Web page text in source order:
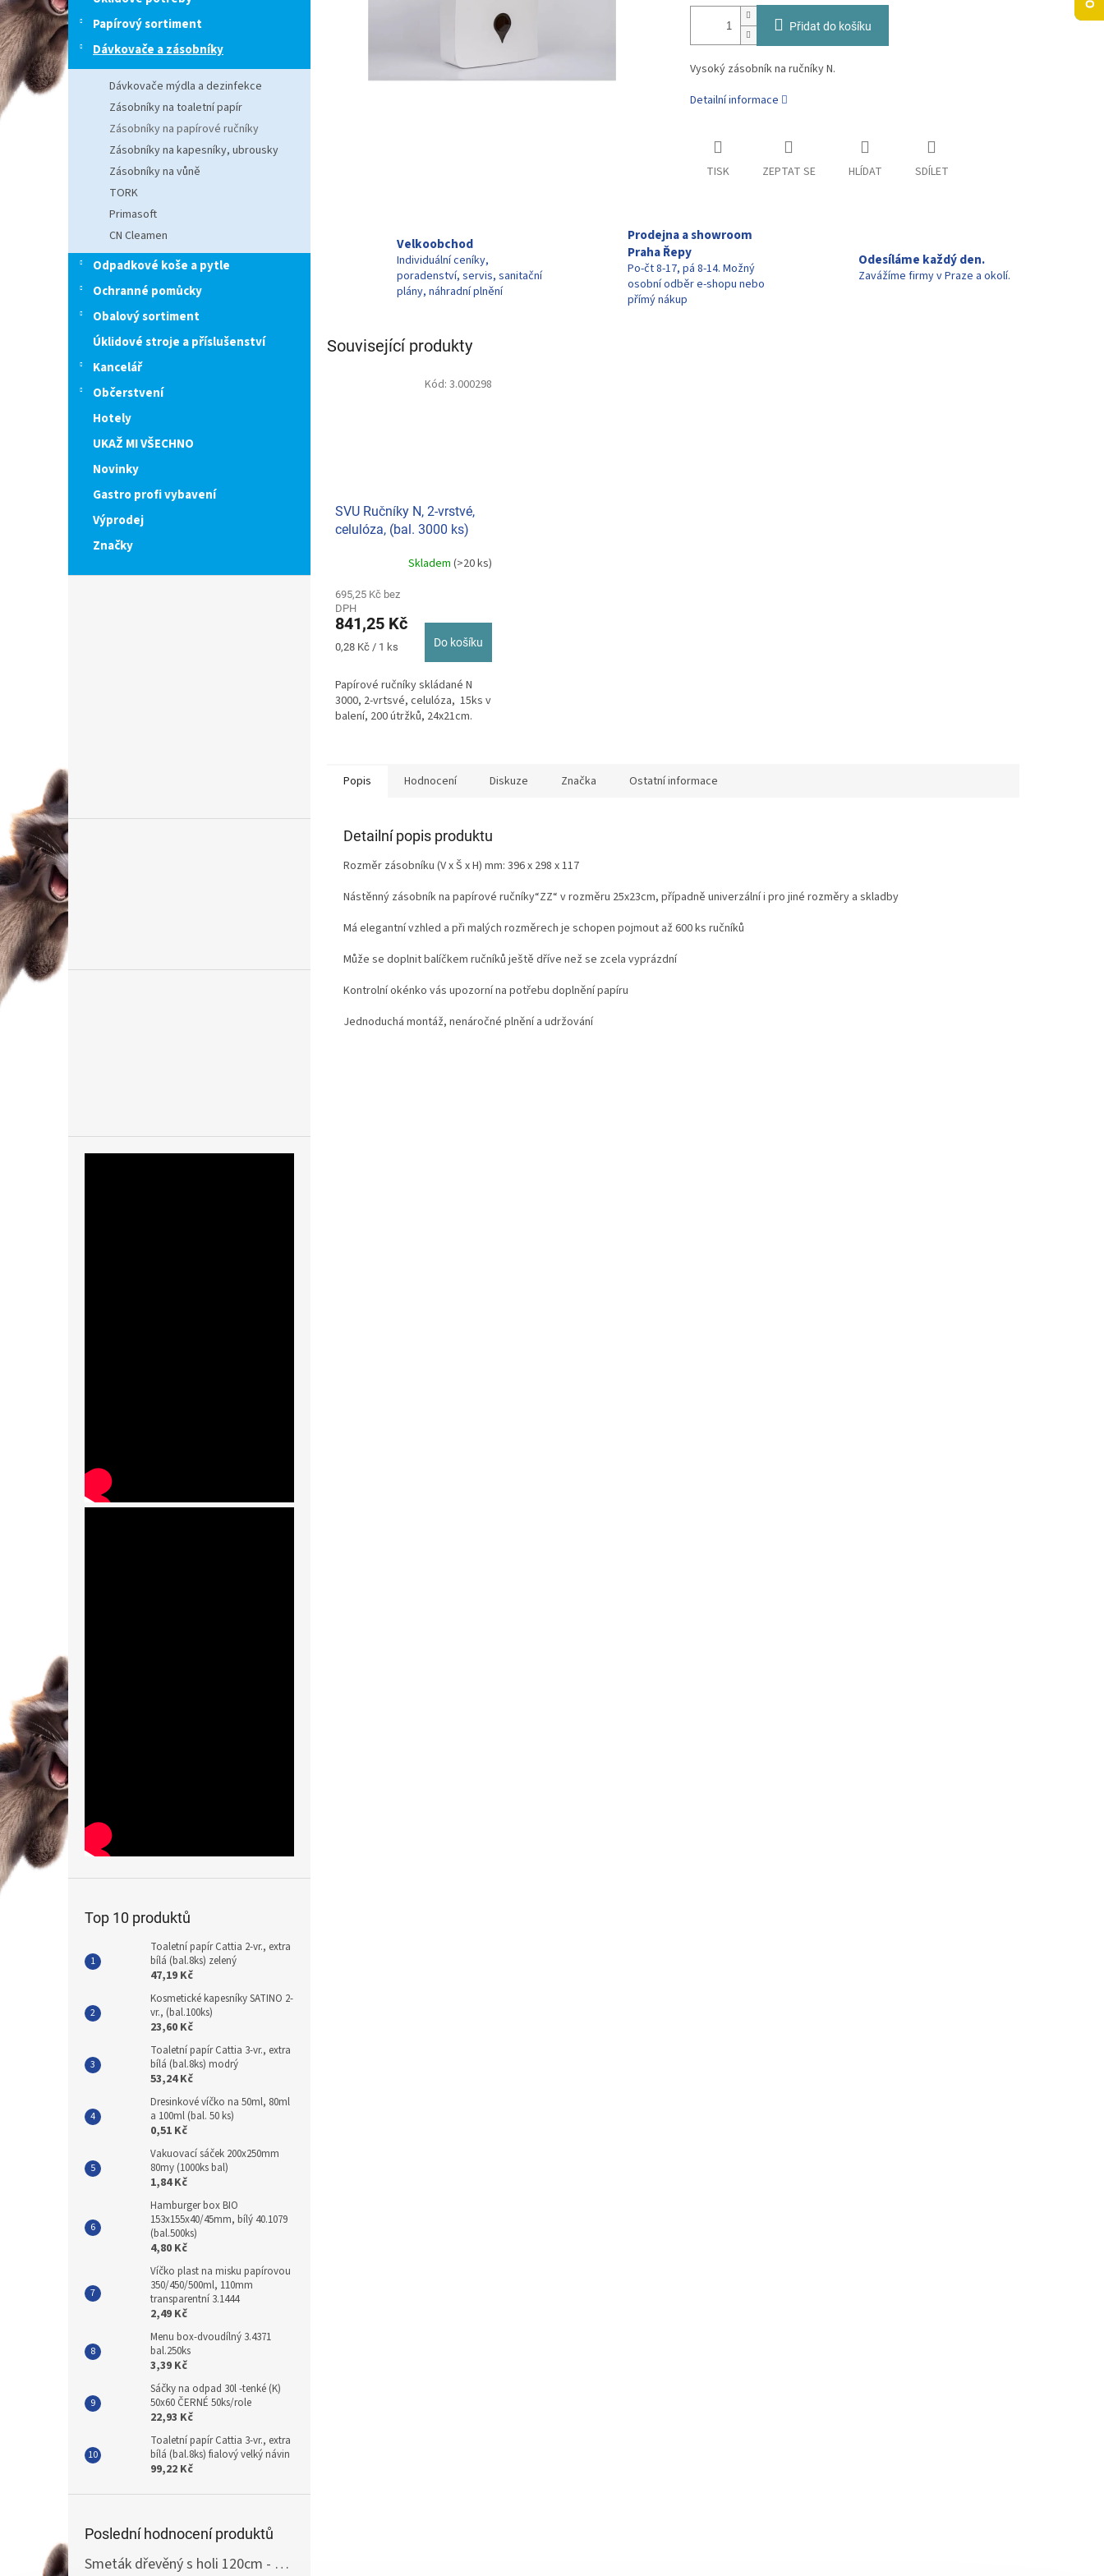
n
e
l
Papírový sortiment
Dávkovače a zásobníky
Dávkovače mýdla a dezinfekce
Zásobníky na toaletní papír
Zásobníky na papírové ručníky
Zásobníky na kapesníky, ubrousky
Zásobníky na vůně
TORK
Primasoft
CN Cleamen
Odpadkové koše a pytle
Ochranné pomůcky
Obalový sortiment
Úklidové stroje a příslušenství
Kancelář
Občerstvení
Hotely
UKAŽ MI VŠECHNO
Novinky
Gastro profi vybavení
Výprodej
Značky
Top 10 produktů
Toaletní papír Cattia 2-vr., extra
bílá (bal.8ks) zelený
47,19 Kč
Kosmetické kapesníky SATINO 2-
vr., (bal.100ks)
23,60 Kč
Toaletní papír Cattia 3-vr., extra
bílá (bal.8ks) modrý
53,24 Kč
Dresinkové víčko na 50ml, 80ml
a 100ml (bal. 50 ks)
0,51 Kč
Vakuovací sáček 200x250mm
80my (1000ks bal)
1,84 Kč
Hamburger box BIO
153x155x40/45mm, bílý 40.1079
(bal.500ks)
4,80 Kč
Víčko plast na misku papírovou
350/450/500ml, 110mm
transparentní 3.1444
2,49 Kč
Menu box-dvoudílný 3.4371
bal.250ks
3,39 Kč
Sáčky na odpad 30l -tenké (K)
50x60 ČERNÉ 50ks/role
22,93 Kč
Toaletní papír Cattia 3-vr., extra
bílá (bal.8ks) fialový velký návin
99,22 Kč
Poslední hodnocení produktů
Smeták dřevěný s holi 120cm - žíně
Přidat do košíku
Vysoký zásobník na ručníky N.
Detailní informace
TISK ZEPTAT SE HLÍDAT SDÍLET
Velkoobchod
Individuální ceníky,
poradenství, servis, sanitační
plány, náhradní plnění
Prodejna a showroom
Praha Řepy
Po-čt 8-17, pá 8-14. Možný
osobní odběr e-shopu nebo
přímý nákup
Odesíláme každý den.
Zavážíme firmy v Praze a okolí.
Související produkty
SVU Ručníky N, 2-vrstvé,
celulóza, (bal. 3000 ks)
Skladem (>20 ks)
695,25 Kč bez
DPH
841,25 Kč
Měrná
0,28 Kč / 1 ks Do košíku
Papírové ručníky skládané N
3000, 2-vrtsvé, celulóza, 15ks v
balení, 200 útržků, 24x21cm.
Kód: 3.000298
Popis Hodnocení Diskuze Značka Ostatní informace
Detailní popis produktu
Rozměr zásobníku (V x Š x H) mm: 396 x 298 x 117
Nástěnný zásobník na papírové ručníky“ZZ“ v rozměru 25x23cm, případně univerzální i pro jiné rozměry a skladby
Má elegantní vzhled a při malých rozměrech je schopen pojmout až 600 ks ručníků
Může se doplnit balíčkem ručníků ještě dříve než se zcela vyprázdní
Kontrolní okénko vás upozorní na potřebu doplnění papíru
Jednoduchá montáž, nenáročné plnění a udržování